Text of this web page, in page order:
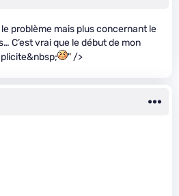
problème mais plus concernant le
C’est vrai que le début de mon
" />